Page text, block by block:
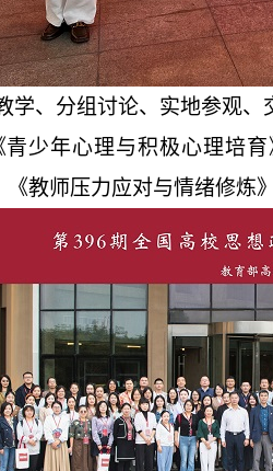
、分组讨论、实地参观、
青少年心理与积极心理培育
《教师压力应对与情绪修炼